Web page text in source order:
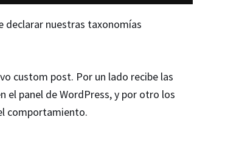
declarar nuestras taxonomías
custom post. Por un lado recibe las
el panel de WordPress, y por otro los
comportamiento.